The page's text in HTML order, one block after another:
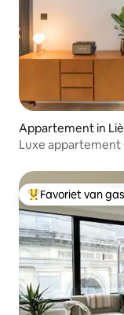
Appartement in
Luxe appartement
Topfavoriet van
Favoriet van